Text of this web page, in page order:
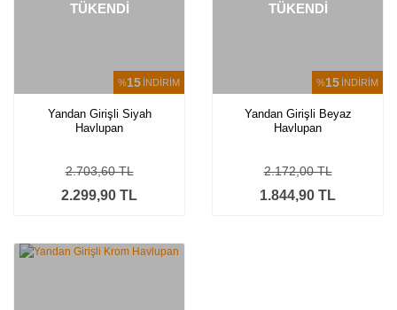
%15 İNDİRİM
TÜKENDİ
Yandan Girişli Siyah
Havlupan
2.299,90 TL
2.703,60 TL
%15 İNDİRİM
TÜKENDİ
Yandan Girişli Beyaz
Havlupan
1.844,90 TL
2.172,00 TL